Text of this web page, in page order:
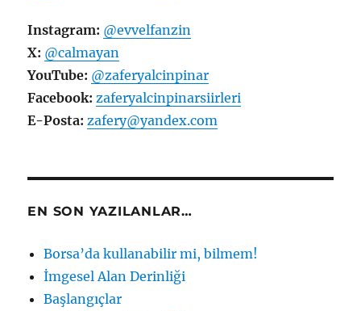
Instagram: @evvelfanzin
X: @calmayan
YouTube: @zaferyalcinpinar
Facebook: zaferyalcinpinarsiirleri
E-Posta: zafery@yandex.com
EN SON YAZILANLAR…
Borsa’da kullanabilir mi, bilmem!
İmgesel Alan Derinliği
Başlangıçlar